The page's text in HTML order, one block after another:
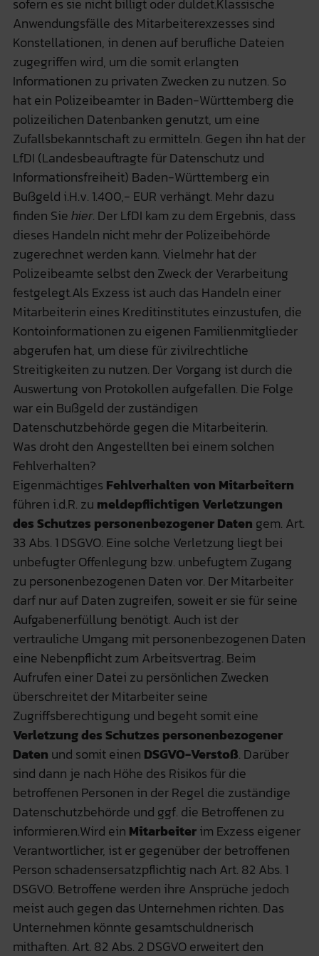
Anwendungsfälle des Mitarbeiterexzesses sind
Konstellationen, in denen auf berufliche Dateien
zugegriffen wird, um die somit erlangten
Informationen zu privaten Zwecken zu nutzen. So
hat ein Polizeibeamter in Baden-Württemberg die
polizeilichen Datenbanken genutzt, um eine
Zufallsbekanntschaft zu ermitteln. Gegen ihn hat der
LfDI (Landesbeauftragte für Datenschutz und
Informationsfreiheit) Baden-Württemberg ein
Bußgeld i.H.v. 1.400,- EUR verhängt. Mehr dazu
finden Siehier. Der LfDI kam zu dem Ergebnis, dass
dieses Handeln nicht mehr der Polizeibehörde
zugerechnet werden kann. Vielmehr hat der
Polizeibeamte selbst den Zweck der Verarbeitung
festgelegt.Als Exzess ist auch das Handeln einer
Mitarbeiterin eines Kreditinstitutes einzustufen, die
Kontoinformationen zu eigenen Familienmitglieder
abgerufen hat, um diese für zivilrechtliche
Streitigkeiten zu nutzen. Der Vorgang ist durch die
Auswertung von Protokollen aufgefallen. Die Folge
war ein Bußgeld der zuständigen
Datenschutzbehörde gegen die Mitarbeiterin.
Was droht den Angestellten bei einem solchen
Fehlverhalten?
Eigenmächtiges Fehlverhalten von Mitarbeitern
führen i.d.R. zu meldepflichtigen Verletzungen
des Schutzes personenbezogener Daten gem. Art.
33 Abs. 1 DSGVO. Eine solche Verletzung liegt bei
unbefugter Offenlegung bzw. unbefugtem Zugang
zu personenbezogenen Daten vor. Der Mitarbeiter
darf nur auf Daten zugreifen, soweit er sie für seine
Aufgabenerfüllung benötigt. Auch ist der
vertrauliche Umgang mit personenbezogenen Daten
eine Nebenpflicht zum Arbeitsvertrag. Beim
Aufrufen einer Datei zu persönlichen Zwecken
überschreitet der Mitarbeiter seine
Zugriffsberechtigung und begeht somit eine
Verletzung des Schutzes personenbezogener
Daten und somit einen DSGVO-Verstoß. Darüber
sind dann je nach Höhe des Risikos für die
betroffenen Personen in der Regel die zuständige
Datenschutzbehörde und ggf. die Betroffenen zu
informieren.Wird ein Mitarbeiterim Exzess eigener
Verantwortlicher, ist er gegenüber der betroffenen
Person schadensersatzpflichtig nach Art. 82 Abs. 1
DSGVO. Betroffene werden ihre Ansprüche jedoch
meist auch gegen das Unternehmen richten. Das
Unternehmen könnte gesamtschuldnerisch
mithaften. Art. 82 Abs. 2 DSGVO erweitert den